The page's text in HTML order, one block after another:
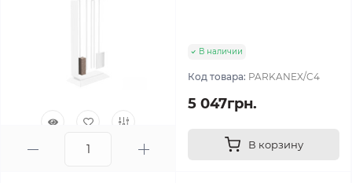
В наличии
Код товара: PARKANEX/C4
5 047грн.
В корзину